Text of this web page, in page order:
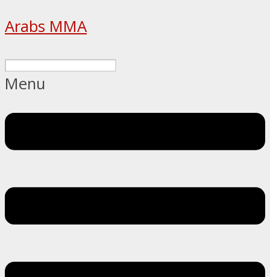
Arabs MMA
Menu